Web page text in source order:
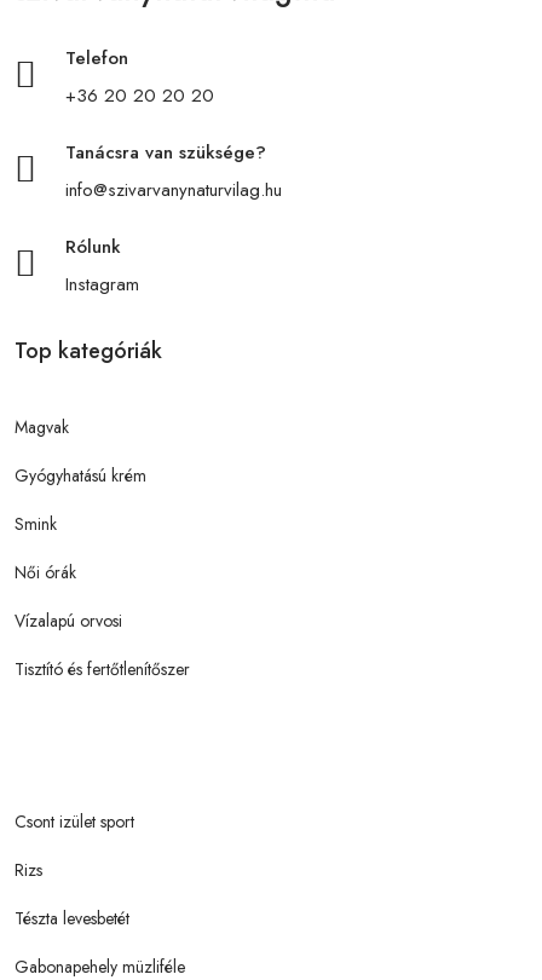
Telefon
+36 20 20 20 20
Tanácsra van szüksége?
info@szivarvanynaturvilag.hu
Rólunk
Instagram
Top kategóriák
Magvak
Gyógyhatású krém
Smink
Női órák
Vízalapú orvosi
Tisztító és fertőtlenítőszer
Csont izület sport
Rizs
Tészta levesbetét
Gabonapehely müzliféle